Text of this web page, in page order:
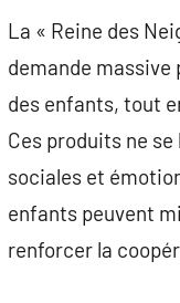
La « Reine des
demande
des enfants, tout
Ces produits ne
sociales et
enfants peuvent
renforcer la